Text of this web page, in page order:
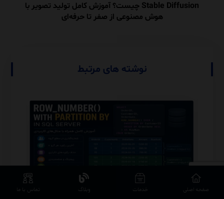
Stable Diffusion چیست؟ آموزش کامل تولید تصویر با
هوش مصنوعی از صفر تا حرفه‌ای
نوشته های مرتبط
صفحه اصلی خدمات وبلاگ تماس با ما